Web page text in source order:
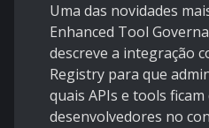
Uma das novidades
Enhanced Tool
descreve a integração
Registry para que
quais APIs e tools
desenvolvedores no